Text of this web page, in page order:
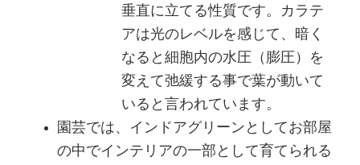
垂直に立てる性質です。カラテ
アは光のレベルを感じて、暗く
なると細胞内の水圧（膨圧）を
変えて弛緩する事で葉が動いて
いると言われています。
園芸では、インドアグリーンとしてお部屋
の中でインテリアの一部として育てられる